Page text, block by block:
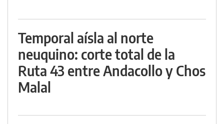
Temporal aísla al norte
neuquino: corte total de la
Ruta 43 entre Andacollo y Chos
Malal